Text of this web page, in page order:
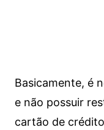
Basicamente, é
e não possuir
cartão de